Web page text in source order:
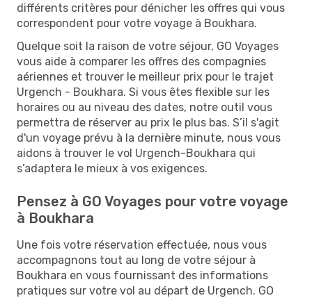
différents critères pour dénicher les offres qui vous
correspondent pour votre voyage à Boukhara.
Quelque soit la raison de votre séjour, GO Voyages
vous aide à comparer les offres des compagnies
aériennes et trouver le meilleur prix pour le trajet
Urgench - Boukhara. Si vous êtes flexible sur les
horaires ou au niveau des dates, notre outil vous
permettra de réserver au prix le plus bas. S’il s'agit
d'un voyage prévu à la dernière minute, nous vous
aidons à trouver le vol Urgench-Boukhara qui
s’adaptera le mieux à vos exigences.
Pensez à GO Voyages pour votre voyage
à Boukhara
Une fois votre réservation effectuée, nous vous
accompagnons tout au long de votre séjour à
Boukhara en vous fournissant des informations
pratiques sur votre vol au départ de Urgench. GO